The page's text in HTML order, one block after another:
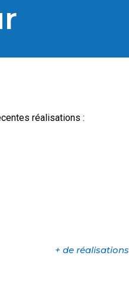
réalisations :
+ de réalisations